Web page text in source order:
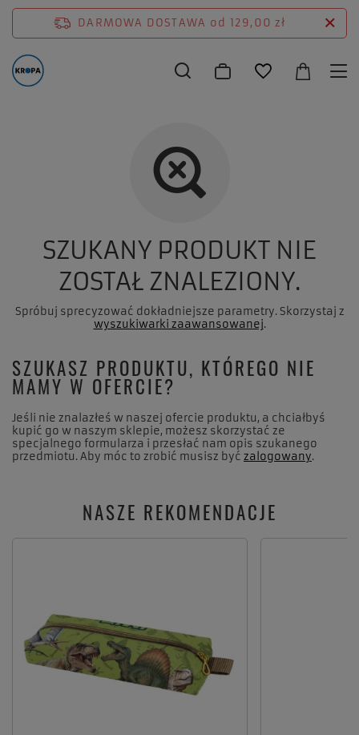
DARMOWA DOSTAWA od 129,00 zł
SZUKANY PRODUKT NIE
ZOSTAŁ ZNALEZIONY.
Spróbuj sprecyzować dokładniejsze parametry. Skorzystaj z
wyszukiwarki zaawansowanej.
SZUKASZ PRODUKTU, KTÓREGO NIE
MAMY W OFERCIE?
Jeśli nie znalazłeś w naszej ofercie produktu, a chciałbyś
kupić go w naszym sklepie, możesz skorzystać ze
specjalnego formularza i przesłać nam opis szukanego
przedmiotu. Aby móc to zrobić musisz być zalogowany.
NASZE REKOMENDACJE